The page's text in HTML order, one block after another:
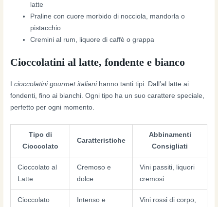
latte
Praline con cuore morbido di nocciola, mandorla o
pistacchio
Cremini al rum, liquore di caffè o grappa
Cioccolatini al latte, fondente e bianco
Icioccolatini gourmet italianihanno tanti tipi. Dall’al latte ai
fondenti, fino ai bianchi. Ogni tipo ha un suo carattere speciale,
perfetto per ogni momento.
Tipo di
Cioccolato
Caratteristiche
Abbinamenti
Consigliati
Cioccolato al
Latte
Cremoso e
dolce
Vini passiti, liquori
cremosi
Cioccolato
Intenso e
Vini rossi di corpo,